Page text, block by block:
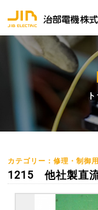
カテゴリー：修理・制御
1215 他社製直